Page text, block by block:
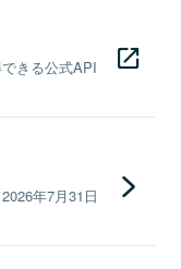
きる公式API
年7月31日